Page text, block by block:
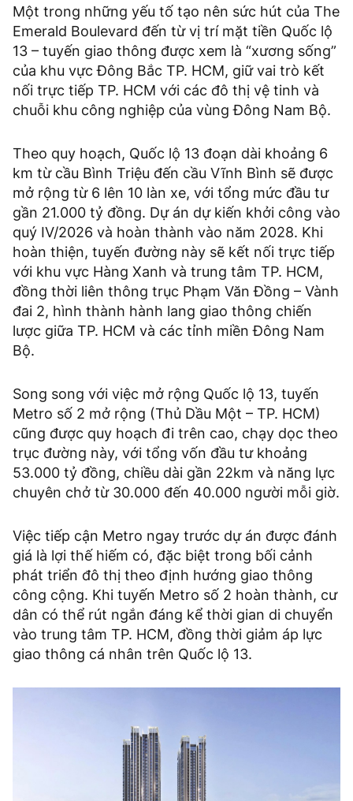
Một trong những yếu tố tạo nên sức hút của The
Emerald Boulevard đến từ vị trí mặt tiền Quốc lộ
13 – tuyến giao thông được xem là “xương sống”
của khu vực Đông Bắc TP. HCM, giữ vai trò kết
nối trực tiếp TP. HCM với các đô thị vệ tinh và
chuỗi khu công nghiệp của vùng Đông Nam Bộ.
Theo quy hoạch, Quốc lộ 13 đoạn dài khoảng 6
km từ cầu Bình Triệu đến cầu Vĩnh Bình sẽ được
mở rộng từ 6 lên 10 làn xe, với tổng mức đầu tư
gần 21.000 tỷ đồng. Dự án dự kiến khởi công vào
quý IV/2026 và hoàn thành vào năm 2028. Khi
hoàn thiện, tuyến đường này sẽ kết nối trực tiếp
với khu vực Hàng Xanh và trung tâm TP. HCM,
đồng thời liên thông trục Phạm Văn Đồng – Vành
đai 2, hình thành hành lang giao thông chiến
lược giữa TP. HCM và các tỉnh miền Đông Nam
Bộ.
Song song với việc mở rộng Quốc lộ 13, tuyến
Metro số 2 mở rộng (Thủ Dầu Một – TP. HCM)
cũng được quy hoạch đi trên cao, chạy dọc theo
trục đường này, với tổng vốn đầu tư khoảng
53.000 tỷ đồng, chiều dài gần 22km và năng lực
chuyên chở từ 30.000 đến 40.000 người mỗi giờ.
Việc tiếp cận Metro ngay trước dự án được đánh
giá là lợi thế hiếm có, đặc biệt trong bối cảnh
phát triển đô thị theo định hướng giao thông
công cộng. Khi tuyến Metro số 2 hoàn thành, cư
dân có thể rút ngắn đáng kể thời gian di chuyển
vào trung tâm TP. HCM, đồng thời giảm áp lực
giao thông cá nhân trên Quốc lộ 13.